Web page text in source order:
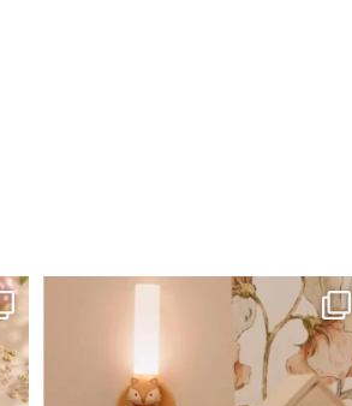
גם פריט עיצובי לחדר, גם מנורת לילה מרגיעה, וגם...
0